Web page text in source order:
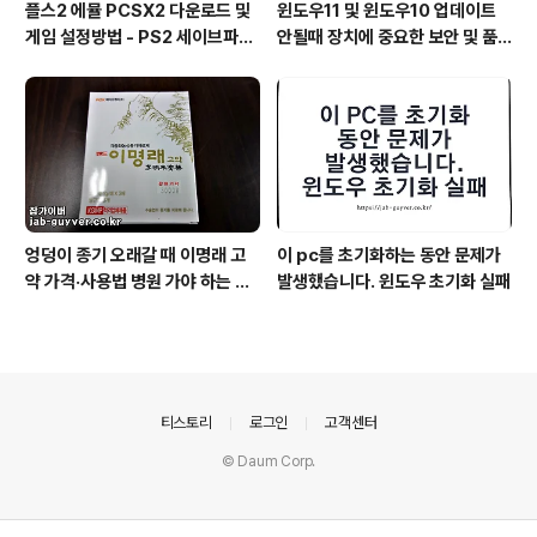
플스2 에뮬 PCSX2 다운로드 및
게임 설정방법 - PS2 세이브파일
윈도우11 및 윈도우10 업데이트
안될때 장치에 중요한 보안 및 품
엉덩이 종기 오래갈 때 이명래 고
약 가격·사용법 병원 가야 하는 기
이 pc를 초기화하는 동안 문제가
발생했습니다. 윈도우 초기화 실패
티스토리 로그인 고객센터
© Daum Corp.